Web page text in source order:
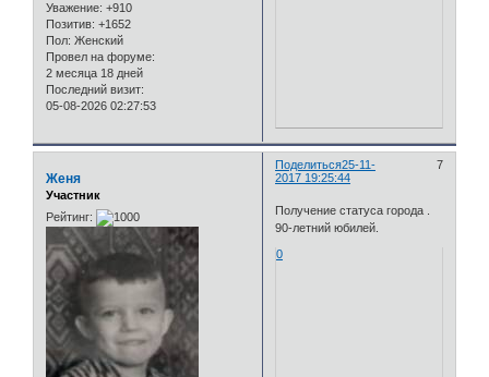
Уважение: +910
Позитив: +1652
Пол: Женский
Провел на форуме:
2 месяца 18 дней
Последний визит:
05-08-2026 02:27:53
Поделиться 7
25-11-
2017 19:25:44
Женя
Участник
Рейтинг:
Получение статуса города .
90-летний юбилей.
0